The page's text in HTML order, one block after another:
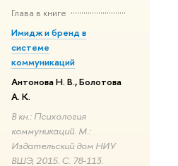
Глава в книге
Имидж и бренд в
системе
коммуникаций
Антонова Н. В., Болотова
А. К.
В кн.: Психология
коммуникаций. М.:
Издательский дом НИУ
ВШЭ, 2015. С. 78-113.